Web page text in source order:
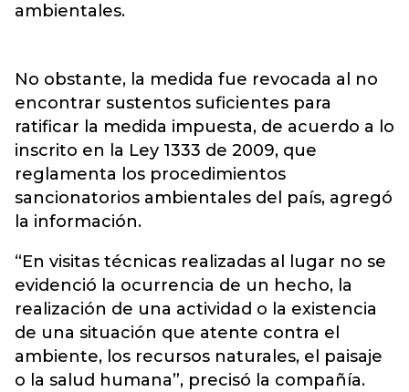
ambientales.
No obstante, la medida fue revocada al no
encontrar sustentos suficientes para
ratificar la medida impuesta, de acuerdo a lo
inscrito en la Ley 1333 de 2009, que
reglamenta los procedimientos
sancionatorios ambientales del país, agregó
la información.
“En visitas técnicas realizadas al lugar no se
evidenció la ocurrencia de un hecho, la
realización de una actividad o la existencia
de una situación que atente contra el
ambiente, los recursos naturales, el paisaje
o la salud humana”, precisó la compañía.